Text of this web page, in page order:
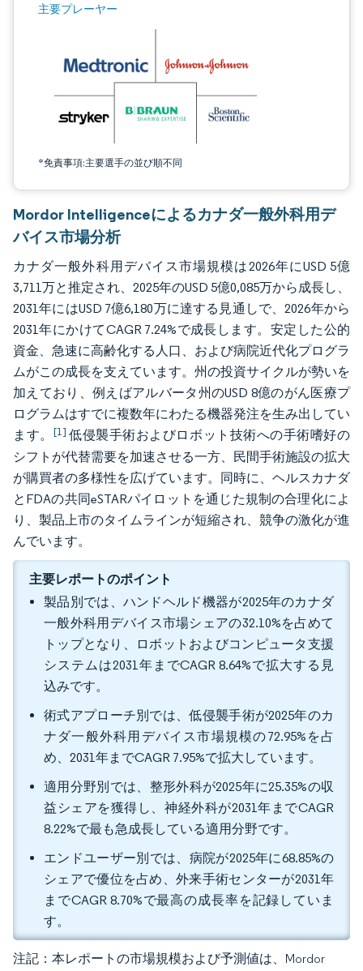
主要プレーヤー
*免責事項:主要選手の並び順不同
画像 © Mordor Intelligence。再利用にはCC BY 4.0の表示が必要です。
Mordor Intelligenceによるカナダ一般外科用デ
バイス市場分析
カナダ一般外科用デバイス市場規模は2026年にUSD 5億
3,711万と推定され、2025年のUSD 5億0,085万から成長し、
2031年にはUSD 7億6,180万に達する見通しで、2026年から
2031年にかけてCAGR 7.24%で成長します。安定した公的
資金、急速に高齢化する人口、および病院近代化プログラ
ムがこの成長を支えています。州の投資サイクルが勢いを
加えており、例えばアルバータ州のUSD 8億のがん医療プ
ログラムはすでに複数年にわたる機器発注を生み出してい
ます。 [1] 低侵襲手術およびロボット技術への手術嗜好の
シフトが代替需要を加速させる一方、民間手術施設の拡大
が購買者の多様性を広げています。同時に、ヘルスカナダ
とFDAの共同eSTARパイロットを通じた規制の合理化によ
り、製品上市のタイムラインが短縮され、競争の激化が進
んでいます。
主要レポートのポイント
製品別では、ハンドヘルド機器が2025年のカナダ
一般外科用デバイス市場シェアの32.10%を占めて
トップとなり、ロボットおよびコンピュータ支援
システムは2031年までCAGR 8.64%で拡大する見
込みです。
術式アプローチ別では、低侵襲手術が2025年のカ
ナダ一般外科用デバイス市場規模の72.95%を占
め、2031年までCAGR 7.95%で拡大しています。
適用分野別では、整形外科が2025年に25.35%の収
益シェアを獲得し、神経外科が2031年までCAGR
8.22%で最も急成長している適用分野です。
エンドユーザー別では、病院が2025年に68.85%の
シェアで優位を占め、外来手術センターが2031年
までCAGR 8.70%で最高の成長率を記録していま
す。
注記：本レポートの市場規模および予測値は、Mordor